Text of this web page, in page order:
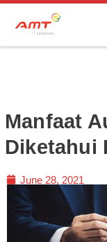
Skip to content
Manfaat
Diketahui
June 28, 2021